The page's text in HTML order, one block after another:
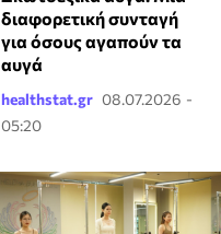
διαφορετική συνταγή
για όσους αγαπούν τα
αυγά
healthstat.gr 08.07.2026 -
05:20